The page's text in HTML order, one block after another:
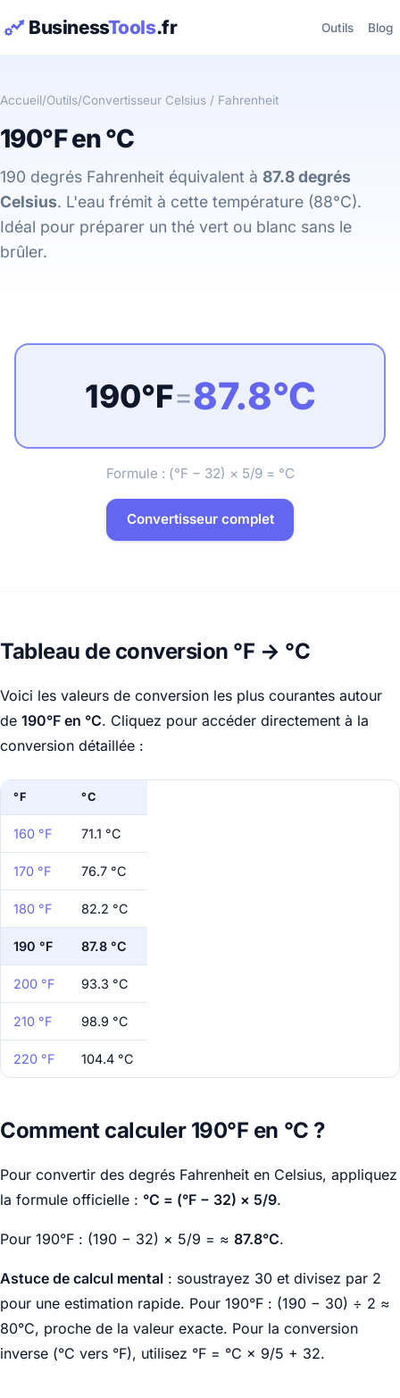
BusinessTools.fr Outils Blog
Accueil/Outils/Convertisseur Celsius / Fahrenheit
190°F en °C
190 degrés Fahrenheit équivalent à 87.8 degrés
Celsius. L'eau frémit à cette température (88°C).
Idéal pour préparer un thé vert ou blanc sans le
brûler.
190°F=87.8°C
Formule : (°F − 32) × 5/9 = °C
Convertisseur complet
Tableau de conversion °F → °C
Voici les valeurs de conversion les plus courantes autour
de 190°F en °C. Cliquez pour accéder directement à la
conversion détaillée :
°F °C
160 °F 71.1 °C
170 °F 76.7 °C
180 °F 82.2 °C
190 °F 87.8 °C
200 °F 93.3 °C
210 °F 98.9 °C
220 °F 104.4 °C
Comment calculer 190°F en °C ?
Pour convertir des degrés Fahrenheit en Celsius, appliquez
la formule officielle : °C = (°F − 32) × 5/9.
Pour 190°F : (190 − 32) × 5/9 = ≈ 87.8°C.
Astuce de calcul mental : soustrayez 30 et divisez par 2
pour une estimation rapide. Pour 190°F : (190 − 30) ÷ 2 ≈
80°C, proche de la valeur exacte. Pour la conversion
inverse (°C vers °F), utilisez °F = °C × 9/5 + 32.